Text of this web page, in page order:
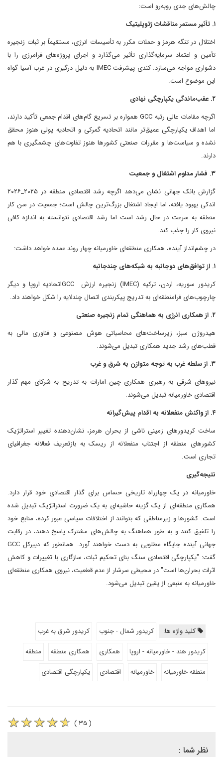
چالش‌های جدی روبه‌رو است:
۱. تأثیر مستمر مناقشات ژئوپلیتیک
اختلال در تنگه هرمز و حملات مکرر به تأسیسات انرژی، مستقیماً بر ثبات زنجیره
تأمین و اعتماد سرمایه‌گذاری تأثیر می‌گذارد و اجرای پروژه‌های فرامرزی را با
دشواری مواجه می‌سازد. کندی پیشرفت IMEC به دلیل درگیری در غرب آسیا گواه
این موضوع است.
۲. عقب‌ماندگی یکپارچگی نهادی
اگرچه مقامات عالی رتبه GCC همواره بر تسریع گام‌های اقدام جمعی تأکید دارند،
اما اهداف یکپارچگی عمیق‌تر مانند اتحادیه گمرکی و اتحادیه پولی هنوز محقق
نشده و سیاست‌ها و مقررات صنعتی کشورها هنوز تفاوت‌های چشمگیری با هم
دارند.
۳. فشار مداوم اشتغال و جمعیت
گزارش بانک جهانی نشان می‌دهد اگرچه رشد اقتصادی منطقه در ۲۰۲۵_۲۰۲۶
اندکی بهبود یافته، اما ایجاد اشتغال بزرگ‌ترین چالش است؛ جمعیت در سن کار
منطقه به سرعت در حال رشد است اما رشد اقتصادی نتوانسته به اندازه کافی
نیروی کار را جذب کند.
در چشم‌انداز آینده، همکاری منطقه‌ای خاورمیانه چهار روند عمده خواهد داشت:
۱. از توافق‌های دوجانبه به شبکه‌های چندجانبه
کریدور سوریه، اردن، ترکیه (IMEC) زنجیره ارزش GCCاتحادیه اروپا و دیگر
چارچوب‌های فرامنطقه‌ای به تدریج پیکربندی اتصال چندلایه را شکل خواهند داد.
۲. از همکاری انرژی به هماهنگی تمام زنجیره صنعتی
هیدروژن سبز، زیرساخت‌های محاسباتی هوش مصنوعی و فناوری مالی به
قطب‌های رشد جدید همکاری تبدیل می‌شوند.
۳. از سلطه غرب به توجه متوازن به شرق و غرب
نیروهای شرقی به رهبری همکاری چین_امارات به تدریج به شرکای مهم گذار
اقتصادی خاورمیانه تبدیل می‌شوند.
۴. از واکنش منفعلانه به اقدام پیش‌گیرانه
ساخت کریدورهای زمینی ناشی از بحران هرمز، نشان‌دهنده تغییر استراتژیک
کشورهای منطقه از اجتناب منفعلانه از ریسک به بازتعریف فعالانه جغرافیای
تجاری است.
نتیجه‌گیری
خاورمیانه در یک چهارراه تاریخی حساس برای گذار اقتصادی خود قرار دارد.
همکاری منطقه‌ای از یک گزینه حاشیه‌ای به یک ضرورت استراتژیک تبدیل شده
است. کشورها و زیرمناطقی که بتوانند از اختلافات سیاسی عبور کرده، منابع خود
را تلفیق کنند و به طور هماهنگ به چالش‌های مشترک پاسخ دهند، در رقابت
جهانی آینده جایگاه مطلوبی به دست خواهند آورد. همانطور که دبیرکل GCC
گفت: "یکپارچگی اقتصادی سنگ بنای تحکیم ثبات، سازگاری با تغییرات و کاهش
اثرات بحران‌ها است" در محیطی سرشار از عدم قطعیت، نیروی همکاری منطقه‌ای
خاورمیانه به منبعی از یقین تبدیل می‌شود.
کلید واژه ها: کریدور شمال - جنوب
کریدور شرق به غرب
کریدور هند - خاورمیانه - اروپا
همکاری همکاری منطقه
منطقه
منطقه خاورمیانه
خاورمیانه اقتصادی یکپارچگی اقتصادی
( ۳۵ )
نظر شما :